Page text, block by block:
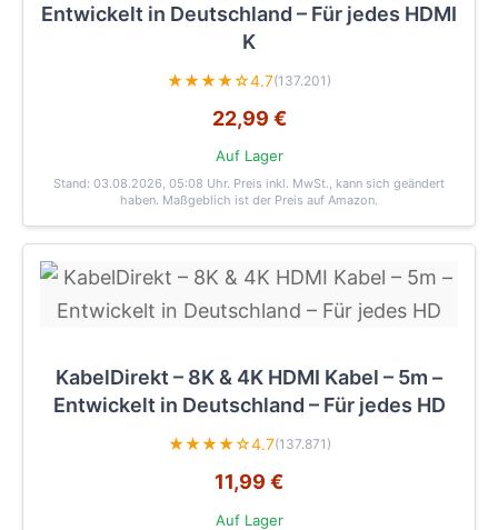
Entwickelt in Deutschland – Für jedes HDMI
K
★★★★☆4.7(137.201)
22,99 €
Auf Lager
Stand: 03.08.2026, 05:08 Uhr. Preis inkl. MwSt., kann sich geändert
haben. Maßgeblich ist der Preis auf Amazon.
KabelDirekt – 8K & 4K HDMI Kabel – 5m –
Entwickelt in Deutschland – Für jedes HD
★★★★☆4.7(137.871)
11,99 €
Auf Lager